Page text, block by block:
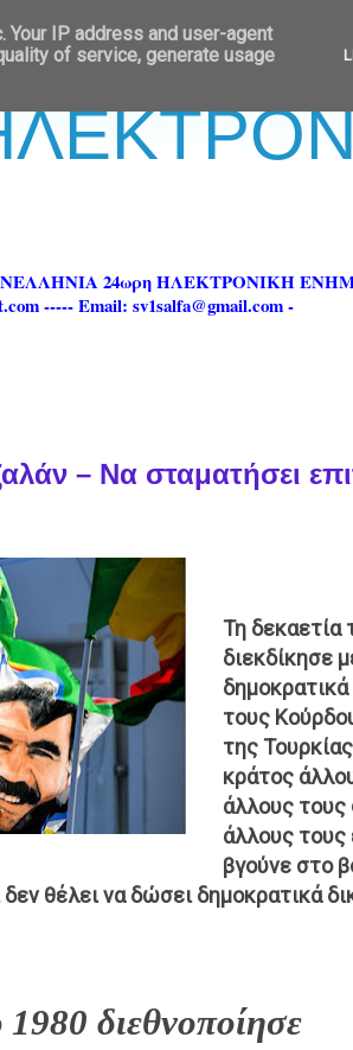
24ωρη ΗΛΕΚΤΡΟΝΙΚΗ
----- Email: sv1salfa@gmail.com -
– Να σταματήσει
Τη δεκαετία
διεκδίκησε
τους
της
κράτος
άλλους τους
άλλους
βγούνε στο
δεν θέλει να δώσει δημοκρατικά
διεθνοποίησε
IP address and user-agent
of service, generate usage